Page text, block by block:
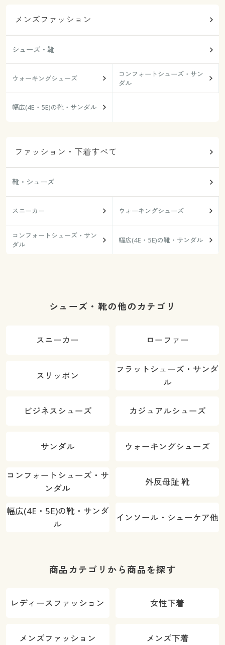
メンズファッション
シューズ・靴
ウォーキングシューズ
コンフォートシューズ・サン
ダル
幅広(4E・5E)の靴・サンダル
ファッション・下着すべて
靴・シューズ
スニーカー ウォーキングシューズ
コンフォートシューズ・サン
ダル
幅広(4E・5E)の靴・サンダル
シューズ・靴の他のカテゴリ
スニーカー ローファー
スリッポン
フラットシューズ・サンダ
ル
ビジネスシューズ カジュアルシューズ
サンダル ウォーキングシューズ
コンフォートシューズ・サ
ンダル
外反母趾 靴
幅広(4E・5E)の靴・サンダ
ル
インソール・シューケア他
商品カテゴリから商品を探す
レディースファッション 女性下着
メンズファッション メンズ下着